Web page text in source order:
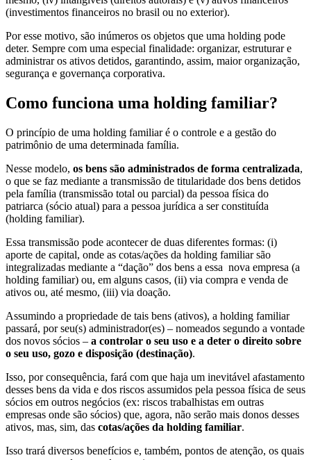
(investimentos financeiros no brasil ou no exterior).
Por esse motivo, são inúmeros os objetos que uma holding pode
deter. Sempre com uma especial finalidade: organizar, estruturar e
administrar os ativos detidos, garantindo, assim, maior organização,
segurança e governança corporativa.
Como funciona uma holding familiar?
O princípio de uma holding familiar é o controle e a gestão do
patrimônio de uma determinada família.
Nesse modelo, os bens são administrados de forma centralizada,
o que se faz mediante a transmissão de titularidade dos bens detidos
pela família (transmissão total ou parcial) da pessoa física do
patriarca (sócio atual) para a pessoa jurídica a ser constituída
(holding familiar).
Essa transmissão pode acontecer de duas diferentes formas: (i)
aporte de capital, onde as cotas/ações da holding familiar são
integralizadas mediante a “dação” dos bens a essa nova empresa (a
holding familiar) ou, em alguns casos, (ii) via compra e venda de
ativos ou, até mesmo, (iii) via doação.
Assumindo a propriedade de tais bens (ativos), a holding familiar
passará, por seu(s) administrador(es) – nomeados segundo a vontade
dos novos sócios – a controlar o seu uso e a deter o direito sobre
o seu uso, gozo e disposição (destinação).
Isso, por consequência, fará com que haja um inevitável afastamento
desses bens da vida e dos riscos assumidos pela pessoa física de seus
sócios em outros negócios (ex: riscos trabalhistas em outras
empresas onde são sócios) que, agora, não serão mais donos desses
ativos, mas, sim, das cotas/ações da holding familiar.
Isso trará diversos benefícios e, também, pontos de atenção, os quais